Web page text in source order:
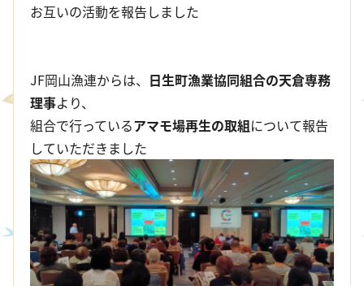
お互いの活動を報告しました
JF岡山漁連からは、 日生町漁業協同組合の天倉専務
理事より、
組合で行っているアマモ場再生の取組について報告
していただきました